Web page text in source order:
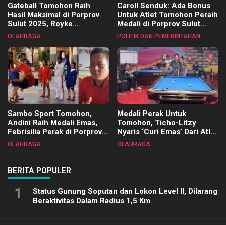
Gateball Tomohon Raih
Hasil Maksimal di Porprov
Sulut 2025, Royke
Tangkawarouw Ucapkan
OLAHRAGA
Caroll Senduk: Ada Bonus
Untuk Atlet Tomohon Peraih
Medali di Porprov Sulut
2025
POLITIK DAN PEMERINTAHAN
Sambo Sport Tomohon,
Andini Raih Medali Emas,
Febrisilia Perak di Porprov
Sulut 2025
OLAHRAGA
Medali Perak Untuk
Tomohon, Ticho-Litzy
Nyaris ‘Curi Emas’ Dari Atlet
Biliar PON di Porprov Sulut
OLAHRAGA
BERITA POPULER
1
Status Gunung Soputan dan Lokon Level II, Dilarang
Beraktivitas Dalam Radius 1,5 Km